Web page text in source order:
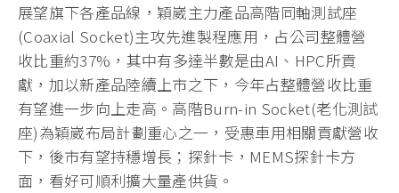
展望旗下各產品線，穎崴主力產品高階同軸測試座
(Coaxial Socket)主攻先進製程應用，占公司整體營
收比重約37%，其中有多達半數是由AI、HPC所貢
獻，加以新產品陸續上市之下，今年占整體營收比重
有望進一步向上走高。高階Burn-in Socket(老化測試
座)為穎崴布局計劃重心之一，受惠車用相關貢獻營收
下，後市有望持穩增長；探針卡，MEMS探針卡方
面，看好可順利擴大量產供貨。